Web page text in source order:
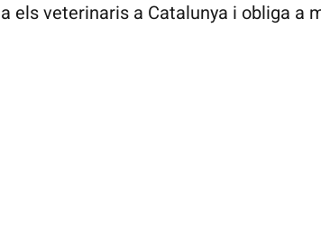
els veterinaris a Catalunya i obliga a